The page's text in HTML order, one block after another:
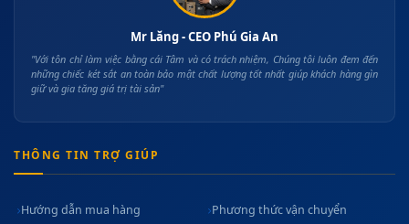
Mr Lăng - CEO Phú Gia An
"Với tôn chỉ làm việc bằng cái Tâm và có trách nhiệm, Chúng tôi luôn đem đến
những chiếc két sắt an toàn bảo mật chất lượng tốt nhất giúp khách hàng gìn
giữ và gia tăng giá trị tài sản"
THÔNG TIN TRỢ GIÚP
Hướng dẫn mua hàng Phương thức vận chuyển